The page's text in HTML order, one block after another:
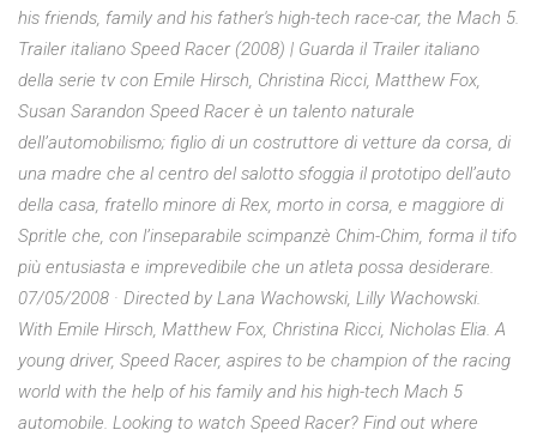
his friends, family and his father's high-tech race-car, the Mach 5.
Trailer italiano Speed Racer (2008) | Guarda il Trailer italiano
della serie tv con Emile Hirsch, Christina Ricci, Matthew Fox,
Susan Sarandon Speed Racer è un talento naturale
dell’automobilismo; figlio di un costruttore di vetture da corsa, di
una madre che al centro del salotto sfoggia il prototipo dell’auto
della casa, fratello minore di Rex, morto in corsa, e maggiore di
Spritle che, con l’inseparabile scimpanzè Chim-Chim, forma il tifo
più entusiasta e imprevedibile che un atleta possa desiderare.
07/05/2008 · Directed by Lana Wachowski, Lilly Wachowski.
With Emile Hirsch, Matthew Fox, Christina Ricci, Nicholas Elia. A
young driver, Speed Racer, aspires to be champion of the racing
world with the help of his family and his high-tech Mach 5
automobile. Looking to watch Speed Racer? Find out where